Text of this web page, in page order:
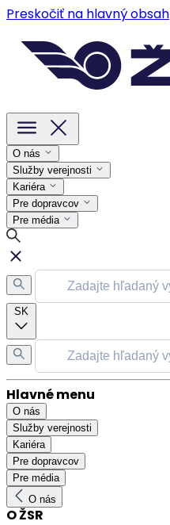
Preskočiť na hlavný obsah
O nás
Služby verejnosti
Kariéra
Pre dopravcov
Pre média
SK
Hlavné menu
O nás
Služby verejnosti
Kariéra
Pre dopravcov
Pre média
O nás
O ŽSR